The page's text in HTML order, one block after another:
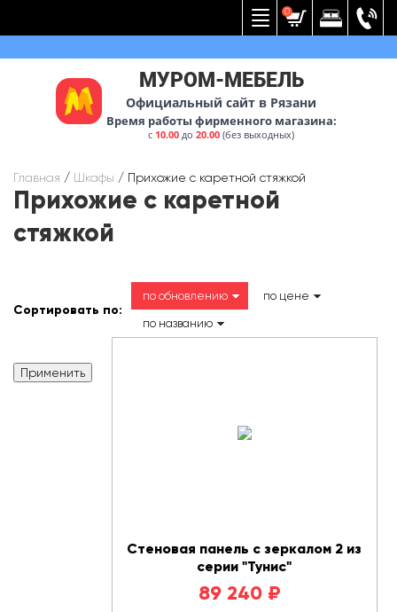
0
МУРОМ-МЕБЕЛЬ
Официальный сайт в Рязани
Время работы фирменного магазина:
с 10.00 до20.00 (без выходных)
Главная / Шкафы / Прихожие с каретной стяжкой
Прихожие с каретной
стяжкой
Сортировать по:
по обновлению по цене
по названию
Стеновая панель с зеркалом 2 из
серии "Тунис"
89 240 ₽